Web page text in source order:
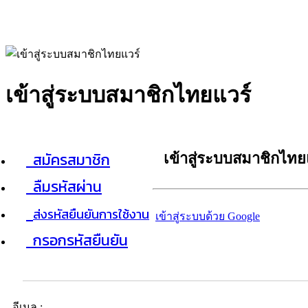
เข้าสู่ระบบสมาชิกไทยแวร์
สมัครสมาชิก
ลืมรหัสผ่าน
ส่งรหัสยืนยันการใช้งาน
กรอกรหัสยืนยัน
เข้าสู่ระบบสมาชิกไท
เข้าสู่ระบบด้วย Google